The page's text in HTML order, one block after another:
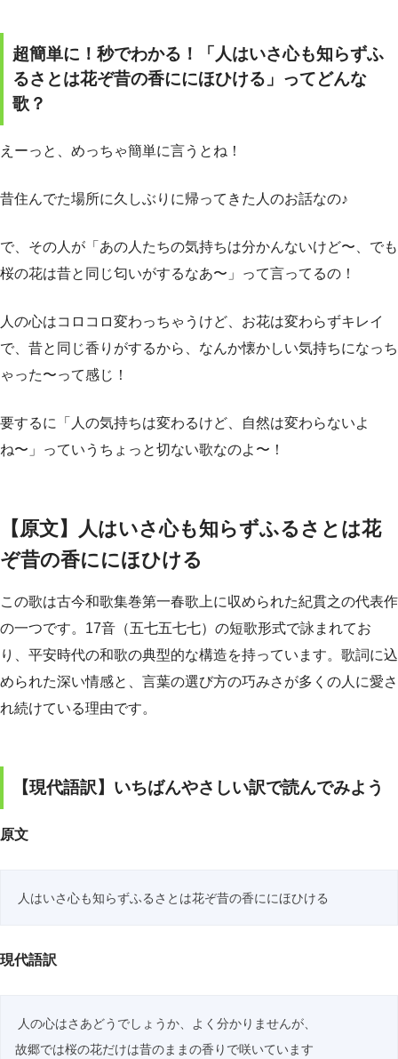
超簡単に！秒でわかる！「人はいさ心も知らずふ
るさとは花ぞ昔の香ににほひける」ってどんな
歌？
えーっと、めっちゃ簡単に言うとね！
昔住んでた場所に久しぶりに帰ってきた人のお話なの♪
で、その人が「あの人たちの気持ちは分かんないけど〜、でも
桜の花は昔と同じ匂いがするなあ〜」って言ってるの！
人の心はコロコロ変わっちゃうけど、お花は変わらずキレイ
で、昔と同じ香りがするから、なんか懐かしい気持ちになっち
ゃった〜って感じ！
要するに「人の気持ちは変わるけど、自然は変わらないよ
ね〜」っていうちょっと切ない歌なのよ〜！
【原文】人はいさ心も知らずふるさとは花
ぞ昔の香ににほひける
この歌は古今和歌集巻第一春歌上に収められた紀貫之の代表作
の一つです。17音（五七五七七）の短歌形式で詠まれてお
り、平安時代の和歌の典型的な構造を持っています。歌詞に込
められた深い情感と、言葉の選び方の巧みさが多くの人に愛さ
れ続けている理由です。
【現代語訳】いちばんやさしい訳で読んでみよう
原文
現代語訳
人の心はさあどうでしょうか、よく分かりませんが、